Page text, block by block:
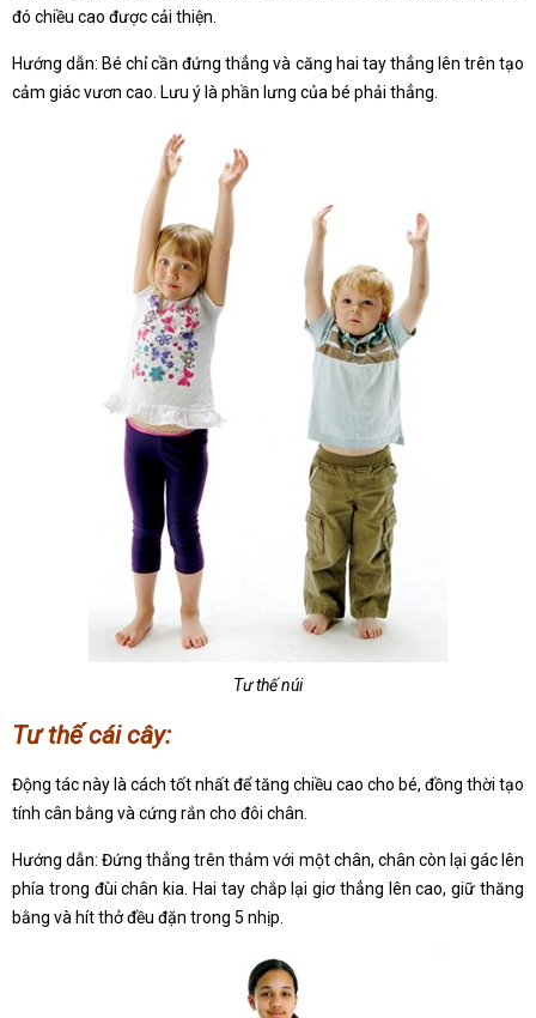
đó chiều cao được cải thiện.
Hướng dẫn: Bé chỉ cần đứng thẳng và căng hai tay thẳng lên trên tạo
cảm giác vươn cao. Lưu ý là phần lưng của bé phải thẳng.
Tư thế núi
Tư thế cái cây:
Động tác này là cách tốt nhất để tăng chiều cao cho bé, đồng thời tạo
tính cân bằng và cứng rắn cho đôi chân.
Hướng dẫn: Đứng thẳng trên thảm với một chân, chân còn lại gác lên
phía trong đùi chân kia. Hai tay chắp lại giơ thẳng lên cao, giữ thăng
bằng và hít thở đều đặn trong 5 nhịp.